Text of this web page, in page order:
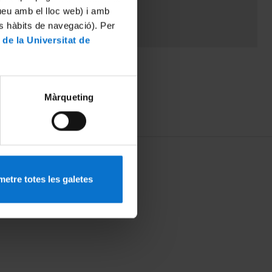
amb el lloc web) i amb
hàbits de navegació). Per
la Universitat de
Màrqueting
totes les galetes